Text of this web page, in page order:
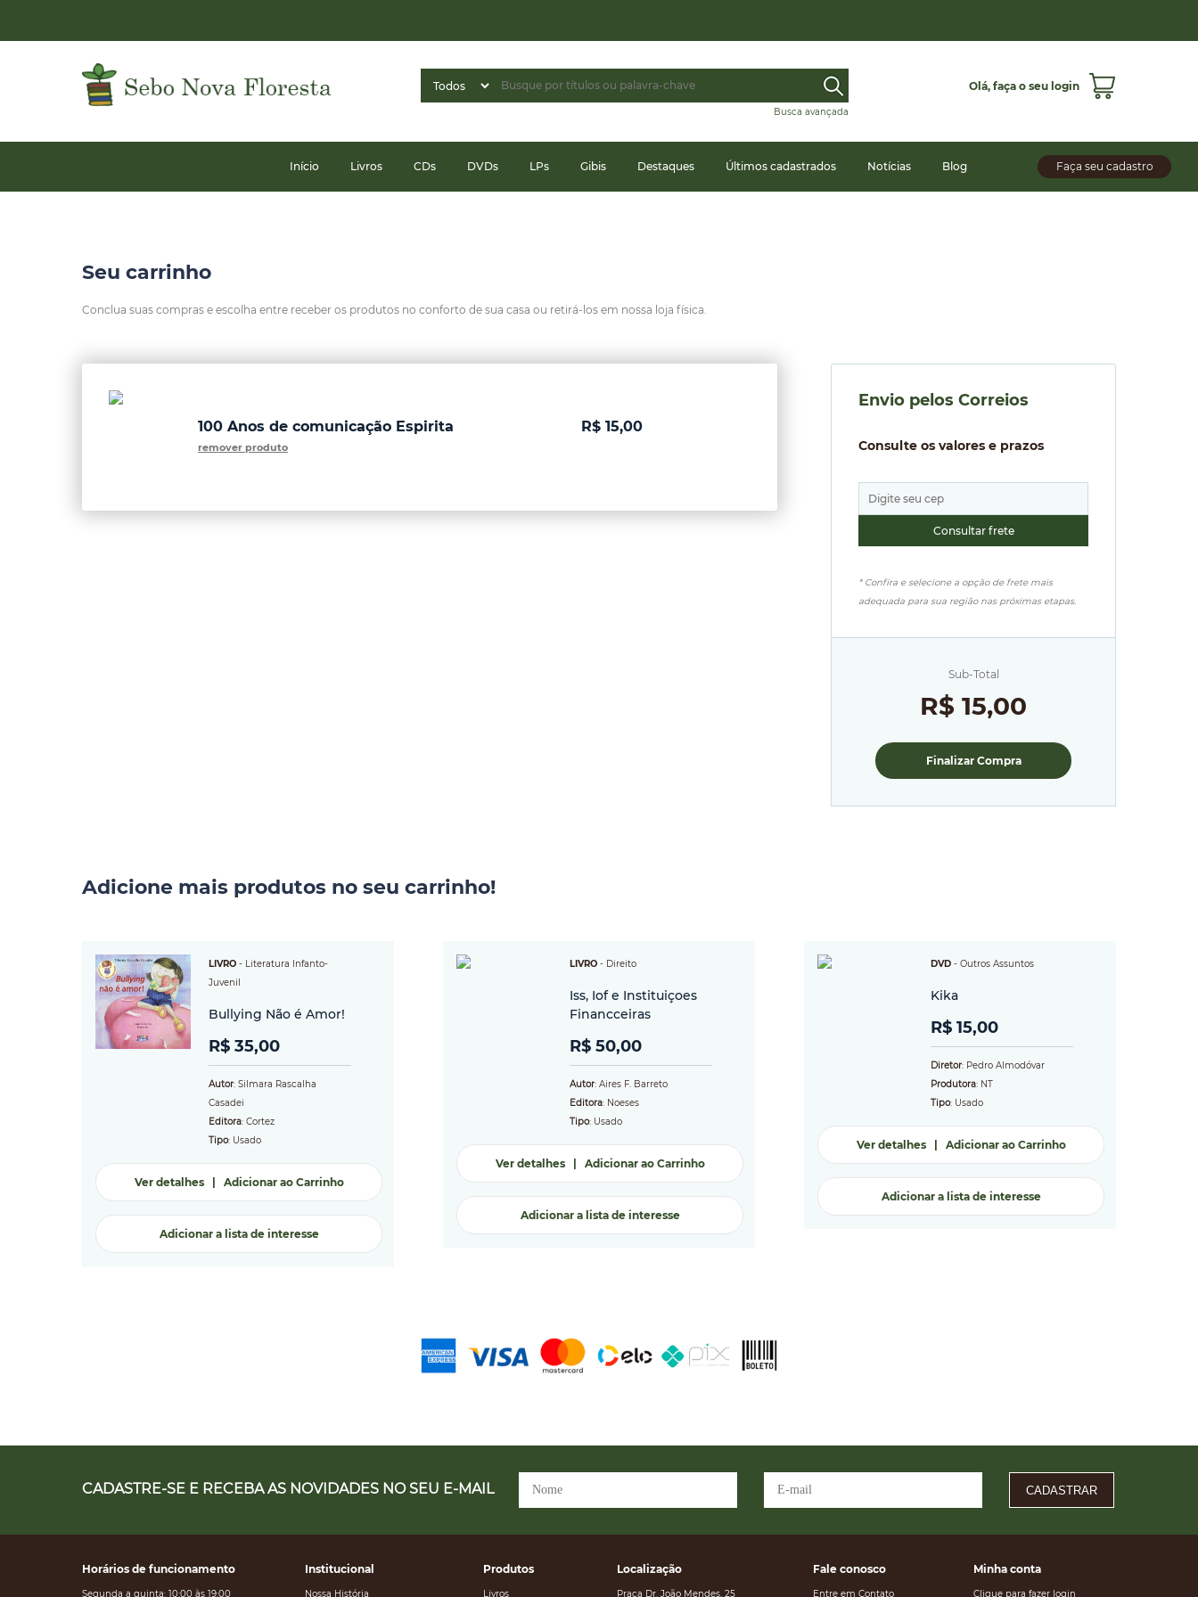
Busca avançada
Olá, faça o seu login
Faça seu cadastro
Início Livros CDs DVDs LPs Gibis Destaques Últimos cadastrados Notícias Blog
Seu carrinho
Conclua suas compras e escolha entre receber os produtos no conforto de sua casa ou retirá-los em nossa loja física.
100 Anos de comunicação Espirita
remover produto
R$ 15,00
Envio pelos Correios
Consulte os valores e prazos
* Confira e selecione a opção de frete mais
adequada para sua região nas próximas etapas.
Sub-Total
R$ 15,00
Finalizar Compra
Adicione mais produtos no seu carrinho!
LIVRO - Literatura Infanto-
Juvenil
Bullying Não é Amor!
R$ 35,00
Autor: Silmara Rascalha
Casadei
Editora: Cortez
Tipo: Usado
Ver detalhes| Adicionar ao Carrinho
Adicionar a lista de interesse
LIVRO - Direito
Iss, Iof e Instituiçoes
Financceiras
R$ 50,00
Autor: Aires F. Barreto
Editora: Noeses
Tipo: Usado
Ver detalhes| Adicionar ao Carrinho
Adicionar a lista de interesse
DVD - Outros Assuntos
Kika
R$ 15,00
Diretor: Pedro Almodóvar
Produtora: NT
Tipo: Usado
Ver detalhes| Adicionar ao Carrinho
Adicionar a lista de interesse
CADASTRE-SE E RECEBA AS NOVIDADES NO SEU E-MAIL CADASTRAR
Horários de funcionamento
Segunda a quinta: 10:00 às 19:00
Institucional
Nossa História
Produtos
Livros
Localização
Praça Dr. João Mendes, 25
Fale conosco
Entre em Contato
Minha conta
Clique para fazer login